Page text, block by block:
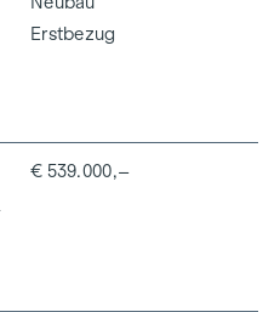
Erstbezug
€ 539.000,–